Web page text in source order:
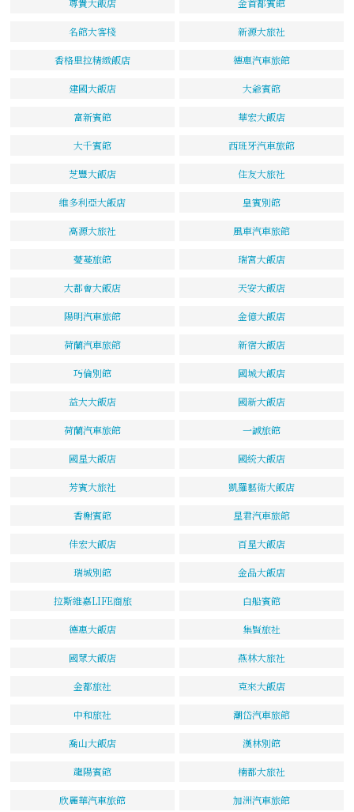
名館大客棧 新源大旅社
香格里拉精緻飯店 德惠汽車旅館
建國大飯店 大爺賓館
富新賓館 華宏大飯店
大千賓館 西班牙汽車旅館
芝豐大飯店 住友大旅社
維多利亞大飯店 皇賓別館
高源大旅社 風車汽車旅館
薆蔓旅館 瑞宮大飯店
大都會大飯店 天安大飯店
陽明汽車旅館 金億大飯店
荷蘭汽車旅館 新宿大飯店
巧倫別館 國城大飯店
益大大飯店 國新大飯店
荷蘭汽車旅館 一誠旅館
國星大飯店 國統大飯店
芳賓大旅社 凱羅藝術大飯店
香榭賓館 星君汽車旅館
佳宏大飯店 百星大飯店
瑞城別館 金品大飯店
拉斯維嘉LIFE商旅 白船賓館
德惠大飯店 集賢旅社
國眾大飯店 燕林大旅社
金都旅社 克來大飯店
中和旅社 潮岱汽車旅館
喬山大飯店 漢林別館
龍陽賓館 楠都大旅社
欣麗華汽車旅館 加洲汽車旅館